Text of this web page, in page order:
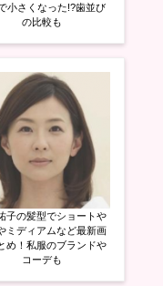
小さくなった!?歯並び
の比較も
子の髪型でショートや
ミディアムなど最新画
め！私服のブランドや
コーデも